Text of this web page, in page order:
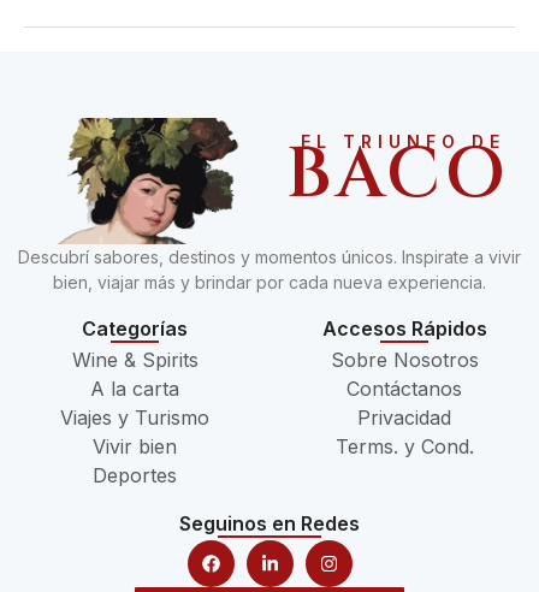
EL TRIUNFO DE
BACO
Descubrí sabores, destinos y momentos únicos. Inspirate a vivir
bien, viajar más y brindar por cada nueva experiencia.
Categorías
Wine & Spirits
A la carta
Viajes y Turismo
Vivir bien
Deportes
Accesos Rápidos
Sobre Nosotros
Contáctanos
Privacidad
Terms. y Cond.
Seguinos en Redes